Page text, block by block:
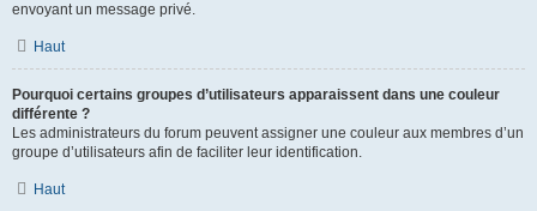
envoyant un message privé.
Haut
Pourquoi certains groupes d’utilisateurs apparaissent dans une couleur
différente ?
Les administrateurs du forum peuvent assigner une couleur aux membres d’un
groupe d’utilisateurs afin de faciliter leur identification.
Haut